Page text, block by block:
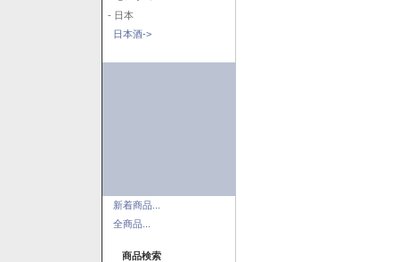
- 日本
日本酒->
新着商品...
全商品...
商品検索